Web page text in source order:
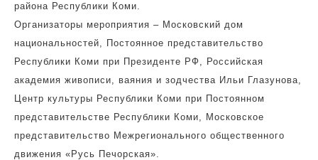
района Республики Коми.
Организаторы мероприятия – Московский дом
национальностей, Постоянное представительство
Республики Коми при Президенте РФ, Российская
академия живописи, ваяния и зодчества Ильи Глазунова,
Центр культуры Республики Коми при Постоянном
представительстве Республики Коми, Московское
представительство Межрегионального общественного
движения «Русь Печорская».